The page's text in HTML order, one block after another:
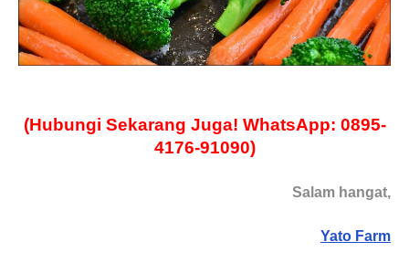
(Hubungi Sekarang Juga! WhatsApp: 0895-
4176-91090)
Salam hangat,
Yato Farm